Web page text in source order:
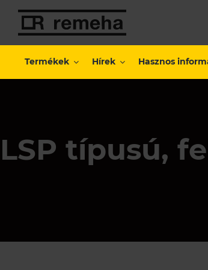
Kihagyás
Termékek Hírek Hasznos
LSP típusú,